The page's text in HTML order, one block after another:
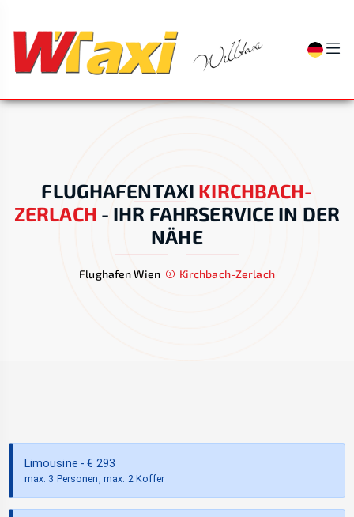
FLUGHAFENTAXI KIRCHBACH-
ZERLACH - IHR FAHRSERVICE IN DER
NÄHE
Flughafen Wien Kirchbach-Zerlach
Limousine - € 293
max. 3 Personen, max. 2 Koffer